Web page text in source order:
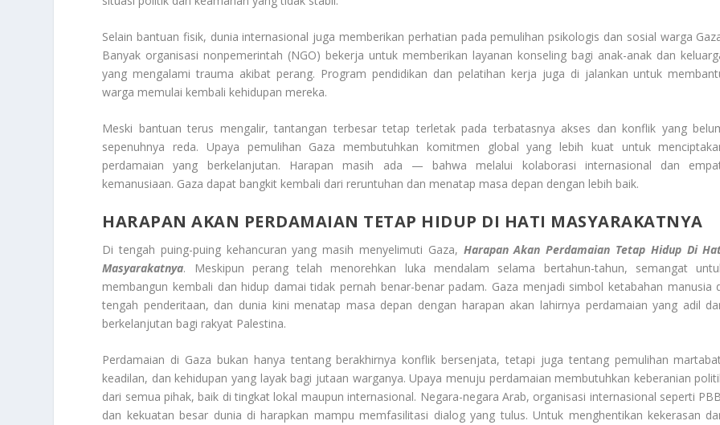
Selain bantuan fisik, dunia internasional juga memberikan perhatian pada pemulihan psikologis dan sosial warga
Banyak organisasi nonpemerintah (NGO) bekerja untuk memberikan layanan konseling bagi anak-anak dan
yang mengalami trauma akibat perang. Program pendidikan dan pelatihan kerja juga di jalankan untuk
warga memulai kembali kehidupan mereka.
Meski bantuan terus mengalir, tantangan terbesar tetap terletak pada terbatasnya akses dan konflik yang
sepenuhnya reda. Upaya pemulihan Gaza membutuhkan komitmen global yang lebih kuat untuk
perdamaian yang berkelanjutan. Harapan masih ada — bahwa melalui kolaborasi internasional dan
kemanusiaan. Gaza dapat bangkit kembali dari reruntuhan dan menatap masa depan dengan lebih baik.
HARAPAN AKAN PERDAMAIAN TETAP HIDUP DI HATI MASYARAKATNYA
Di tengah puing-puing kehancuran yang masih menyelimuti Gaza, Harapan Akan Perdamaian Tetap Hidup Di
Masyarakatnya. Meskipun perang telah menorehkan luka mendalam selama bertahun-tahun, semangat
membangun kembali dan hidup damai tidak pernah benar-benar padam. Gaza menjadi simbol ketabahan manusia
tengah penderitaan, dan dunia kini menatap masa depan dengan harapan akan lahirnya perdamaian yang adil
berkelanjutan bagi rakyat Palestina.
Perdamaian di Gaza bukan hanya tentang berakhirnya konflik bersenjata, tetapi juga tentang pemulihan
keadilan, dan kehidupan yang layak bagi jutaan warganya. Upaya menuju perdamaian membutuhkan keberanian
dari semua pihak, baik di tingkat lokal maupun internasional. Negara-negara Arab, organisasi internasional seperti
dan kekuatan besar dunia di harapkan mampu memfasilitasi dialog yang tulus. Untuk menghentikan kekerasan